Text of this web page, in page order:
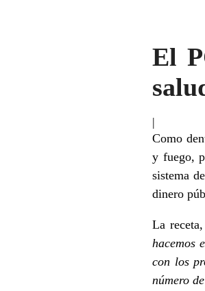
El
|
Como
y fuego,
sistema
dinero
La
hacemos
con los
número